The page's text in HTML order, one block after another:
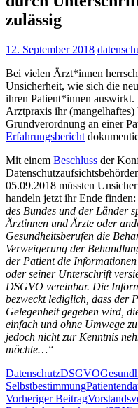
zulässig
12. September 2018
Bei vielen Ärzt*innen
Unsicherheit, wie sich die
ihren Patient*innen auswirkt.
Arztpraxis ihr (mangelhaftes)
Grundverordnung an einer
Erfahrungsbericht
Mit einem Beschluss der
05.09.2018 müssten
handeln jetzt ihr Ende finden:
des Bundes und der Länder
Ärztinnen und Ärzte oder
Gesundheitsberufen die
Verweigerung der
der Patient die
oder seiner Unterschrift
DSGVO vereinbar. Die
bezweckt lediglich, dass der
Gelegenheit gegeben wird,
einfach und ohne Umwege
jedoch nicht zur Kenntnis
möchte…“
DatenschutzDSGVO
Selbstbestimmung
Vorheriger Beitrag